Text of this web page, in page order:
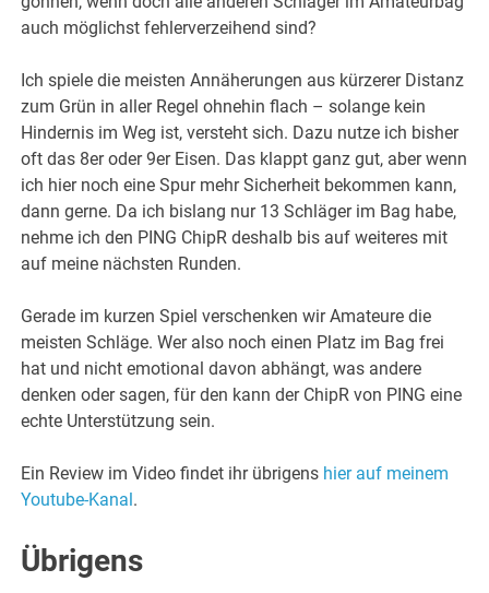
auch möglichst fehlerverzeihend sind?
Ich spiele die meisten Annäherungen aus kürzerer Distanz
zum Grün in aller Regel ohnehin flach – solange kein
Hindernis im Weg ist, versteht sich. Dazu nutze ich bisher
oft das 8er oder 9er Eisen. Das klappt ganz gut, aber wenn
ich hier noch eine Spur mehr Sicherheit bekommen kann,
dann gerne. Da ich bislang nur 13 Schläger im Bag habe,
nehme ich den PING ChipR deshalb bis auf weiteres mit
auf meine nächsten Runden.
Gerade im kurzen Spiel verschenken wir Amateure die
meisten Schläge. Wer also noch einen Platz im Bag frei
hat und nicht emotional davon abhängt, was andere
denken oder sagen, für den kann der ChipR von PING eine
echte Unterstützung sein.
Ein Review im Video findet ihr übrigens hier auf meinem
Youtube-Kanal .
Übrigens